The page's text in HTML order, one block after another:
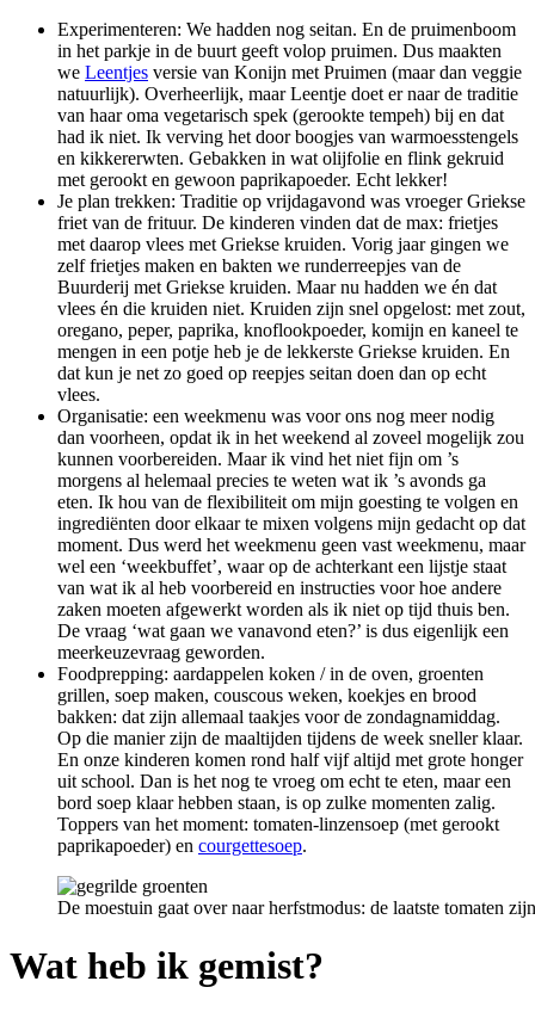
Experimenteren: We hadden nog seitan. En de pruimenboom
in het parkje in de buurt geeft volop pruimen. Dus maakten
we Leentjes versie van Konijn met Pruimen (maar dan veggie
natuurlijk). Overheerlijk, maar Leentje doet er naar de traditie
van haar oma vegetarisch spek (gerookte tempeh) bij en dat
had ik niet. Ik verving het door boogjes van warmoesstengels
en kikkererwten. Gebakken in wat olijfolie en flink gekruid
met gerookt en gewoon paprikapoeder. Echt lekker!
Je plan trekken: Traditie op vrijdagavond was vroeger Griekse
friet van de frituur. De kinderen vinden dat de max: frietjes
met daarop vlees met Griekse kruiden. Vorig jaar gingen we
zelf frietjes maken en bakten we runderreepjes van de
Buurderij met Griekse kruiden. Maar nu hadden we én dat
vlees én die kruiden niet. Kruiden zijn snel opgelost: met zout,
oregano, peper, paprika, knoflookpoeder, komijn en kaneel te
mengen in een potje heb je de lekkerste Griekse kruiden. En
dat kun je net zo goed op reepjes seitan doen dan op echt
vlees.
Organisatie: een weekmenu was voor ons nog meer nodig
dan voorheen, opdat ik in het weekend al zoveel mogelijk zou
kunnen voorbereiden. Maar ik vind het niet fijn om ’s
morgens al helemaal precies te weten wat ik ’s avonds ga
eten. Ik hou van de flexibiliteit om mijn goesting te volgen en
ingrediënten door elkaar te mixen volgens mijn gedacht op dat
moment. Dus werd het weekmenu geen vast weekmenu, maar
wel een ‘weekbuffet’, waar op de achterkant een lijstje staat
van wat ik al heb voorbereid en instructies voor hoe andere
zaken moeten afgewerkt worden als ik niet op tijd thuis ben.
De vraag ‘wat gaan we vanavond eten?’ is dus eigenlijk een
meerkeuzevraag geworden.
Foodprepping: aardappelen koken / in de oven, groenten
grillen, soep maken, couscous weken, koekjes en brood
bakken: dat zijn allemaal taakjes voor de zondagnamiddag.
Op die manier zijn de maaltijden tijdens de week sneller klaar.
En onze kinderen komen rond half vijf altijd met grote honger
uit school. Dan is het nog te vroeg om echt te eten, maar een
bord soep klaar hebben staan, is op zulke momenten zalig.
Toppers van het moment: tomaten-linzensoep (met gerookt
paprikapoeder) en courgettesoep.
De moestuin gaat over naar herfstmodus: de laatste tomaten
Wat heb ik gemist?